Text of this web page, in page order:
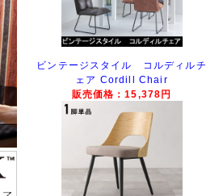
ビンテージスタイル コルディルチ
ェア Cordill Chair
販売価格：15,378円